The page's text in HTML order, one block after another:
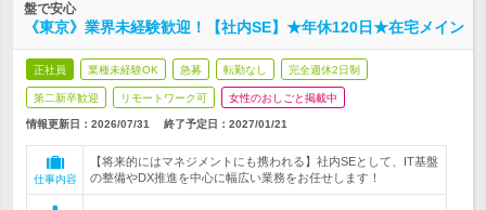
盤で安心
《東京》業界未経験歓迎！【社内SE】★年休120日★在宅メイン
正社員 業種未経験OK 急募 転勤なし 完全週休2日制
第二新卒歓迎 リモートワーク可 女性のおしごと掲載中
情報更新日：2026/07/31 終了予定日： 2027/01/21
仕事内容
【将来的にはマネジメントにも携われる】社内SEとして、IT基盤
の整備やDX推進を中心に幅広い業務をお任せします！